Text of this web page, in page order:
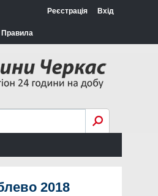
Правила
Реєстрація Вхід
2018